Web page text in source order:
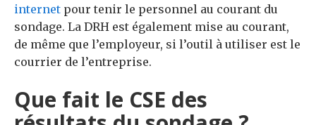
internet pour tenir le personnel au courant du
sondage. La DRH est également mise au courant,
de même que l’employeur, si l’outil à utiliser est le
courrier de l’entreprise.
Que fait le CSE des